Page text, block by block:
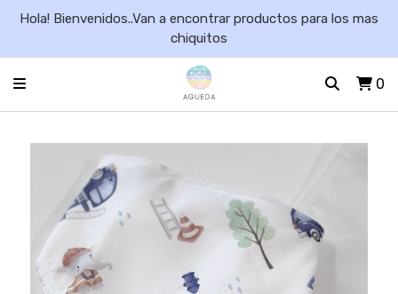
Hola! Bienvenidos..Van a encontrar productos para los mas
chiquitos
0